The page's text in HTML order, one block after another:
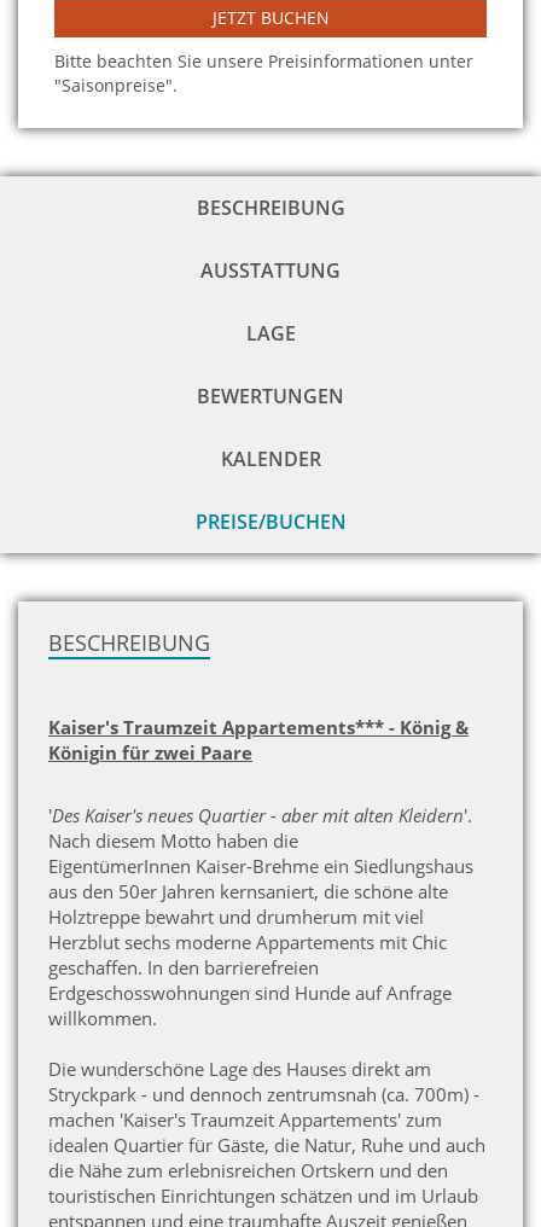
JETZT BUCHEN
Bitte beachten Sie unsere Preisinformationen unter
"Saisonpreise".
BESCHREIBUNG
AUSSTATTUNG
LAGE
BEWERTUNGEN
KALENDER
PREISE/BUCHEN
BESCHREIBUNG
Kaiser's Traumzeit Appartements*** - König &
Königin für zwei Paare
'Des Kaiser's neues Quartier - aber mit alten Kleidern'.
Nach diesem Motto haben die
EigentümerInnen Kaiser-Brehme ein Siedlungshaus
aus den 50er Jahren kernsaniert, die schöne alte
Holztreppe bewahrt und drumherum mit viel
Herzblut sechs moderne Appartements mit Chic
geschaffen. In den barrierefreien
Erdgeschosswohnungen sind Hunde auf Anfrage
willkommen.
Die wunderschöne Lage des Hauses direkt am
Stryckpark - und dennoch zentrumsnah (ca. 700m) -
machen 'Kaiser's Traumzeit Appartements' zum
idealen Quartier für Gäste, die Natur, Ruhe und auch
die Nähe zum erlebnisreichen Ortskern und den
touristischen Einrichtungen schätzen und im Urlaub
entspannen und eine traumhafte Auszeit genießen